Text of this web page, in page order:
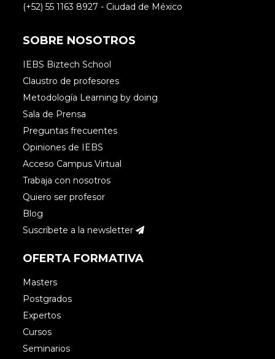
(+52) 55 1163 8927 - Ciudad de México
SOBRE NOSOTROS
IEBS Biztech School
Claustro de profesores
Metodología Learning by doing
Sala de Prensa
Preguntas frecuentes
Opiniones de IEBS
Acceso Campus Virtual
Trabaja con nosotros
Quiero ser profesor
Blog
Suscríbete a la newsletter
OFERTA FORMATIVA
Masters
Postgrados
Expertos
Cursos
Seminarios